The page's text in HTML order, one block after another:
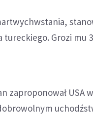
tureckiego. Grozi mu
zaproponował USA